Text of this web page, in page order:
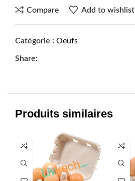
Compare Add to wishlist
Catégorie : Oeufs
Share:
Produits similaires